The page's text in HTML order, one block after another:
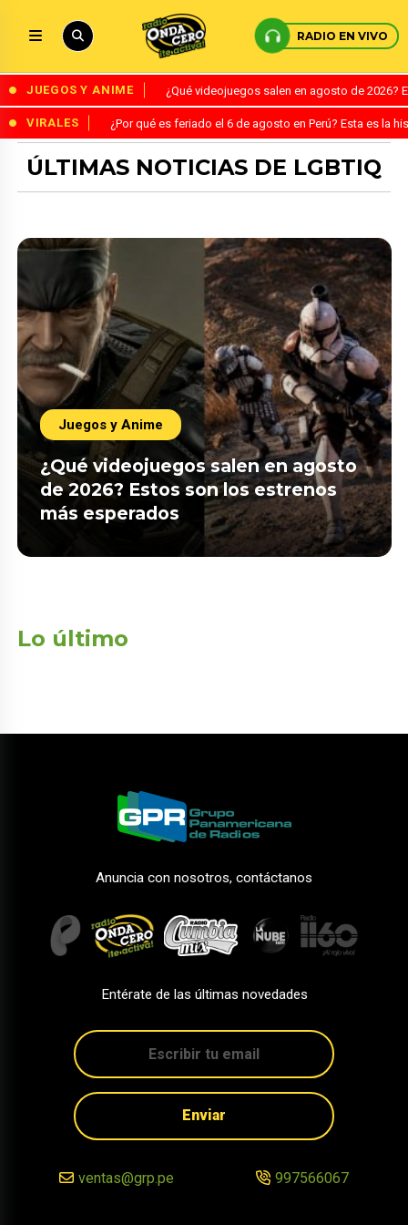
RADIO EN VIVO
JUEGOS Y ANIME ¿Qué videojuegos salen en agosto de
VIRALES ¿Por qué es feriado el 6 de agosto en Perú? Esta es la
ÚLTIMAS NOTICIAS DE LGBTIQ
Juegos y Anime
¿Qué videojuegos salen en agosto
de 2026? Estos son los estrenos
más esperados
Lo último
Anuncia con nosotros, contáctanos
Entérate de las últimas novedades
Enviar
ventas@grp.pe 997566067